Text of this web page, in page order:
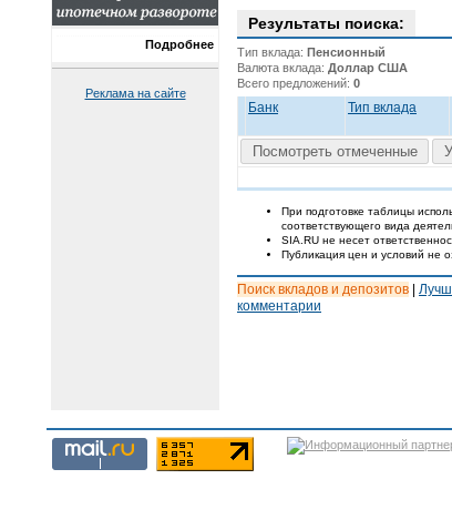
Подробнее
Реклама на сайте
Результаты поиска:
Тип вклада: Пенсионный
Валюта вклада: Доллар США
Всего предложений: 0
Банк Тип вклада
Посмотреть отмеченные
При подготовке таблицы
соответствующего вида
SIA.RU не несет
Публикация цен и условий не
Поиск вкладов и депозитов
комментарии